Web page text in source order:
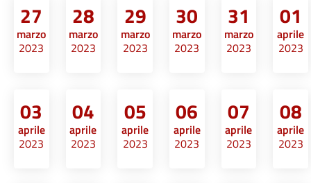
27
marzo
2023
28
marzo
2023
29
marzo
2023
30
marzo
2023
31
marzo
2023
01
aprile
2023
03
aprile
2023
04
aprile
2023
05
aprile
2023
06
aprile
2023
07
aprile
2023
08
aprile
2023